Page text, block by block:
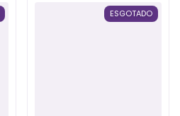
ESGOTADO